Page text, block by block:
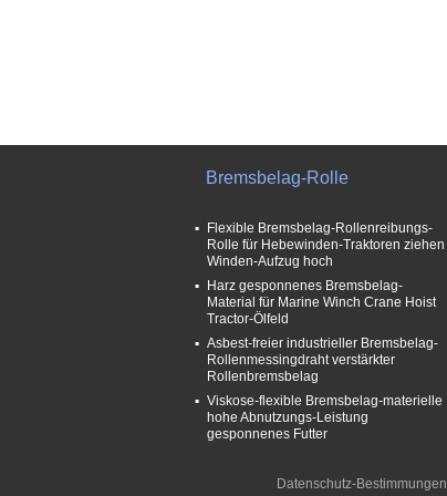
Bremsbelag-Rolle
Flexible Bremsbelag-Rollenreibungs-
Rolle für Hebewinden-Traktoren ziehen
Winden-Aufzug hoch
Harz gesponnenes Bremsbelag-
Material für Marine Winch Crane Hoist
Tractor-Ölfeld
Asbest-freier industrieller Bremsbelag-
Rollenmessingdraht verstärkter
Rollenbremsbelag
Viskose-flexible Bremsbelag-materielle
hohe Abnutzungs-Leistung
gesponnenes Futter
Datenschutz-Bestimmungen